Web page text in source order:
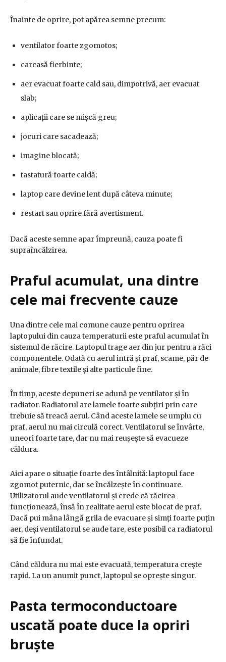
Înainte de oprire, pot apărea semne precum:
ventilator foarte zgomotos;
carcasă fierbinte;
aer evacuat foarte cald sau, dimpotrivă, aer evacuat
slab;
aplicații care se mișcă greu;
jocuri care sacadează;
imagine blocată;
tastatură foarte caldă;
laptop care devine lent după câteva minute;
restart sau oprire fără avertisment.
Dacă aceste semne apar împreună, cauza poate fi
supraîncălzirea.
Praful acumulat, una dintre
cele mai frecvente cauze
Una dintre cele mai comune cauze pentru oprirea
laptopului din cauza temperaturii este praful acumulat în
sistemul de răcire. Laptopul trage aer din jur pentru a răci
componentele. Odată cu aerul intră și praf, scame, păr de
animale, fibre textile și alte particule fine.
În timp, aceste depuneri se adună pe ventilator și în
radiator. Radiatorul are lamele foarte subțiri prin care
trebuie să treacă aerul. Când aceste lamele se umplu cu
praf, aerul nu mai circulă corect. Ventilatorul se învârte,
uneori foarte tare, dar nu mai reușește să evacueze
căldura.
Aici apare o situație foarte des întâlnită: laptopul face
zgomot puternic, dar se încălzește în continuare.
Utilizatorul aude ventilatorul și crede că răcirea
funcționează, însă în realitate aerul este blocat de praf.
Dacă pui mâna lângă grila de evacuare și simți foarte puțin
aer, deși ventilatorul se aude tare, este posibil ca radiatorul
să fie înfundat.
Când căldura nu mai este evacuată, temperatura crește
rapid. La un anumit punct, laptopul se oprește singur.
Pasta termoconductoare
uscată poate duce la opriri
bruște